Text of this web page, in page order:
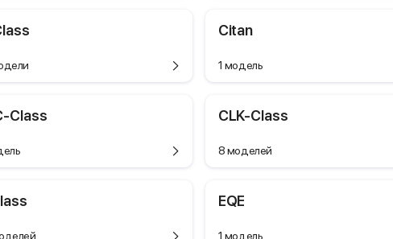
Citan
1 модель
Class CLK-Class
8 моделей
EQE
1 модель